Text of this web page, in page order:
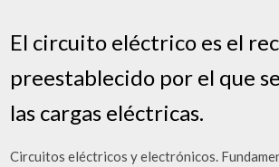
El circuito eléctrico es el
preestablecido por el que
las cargas eléctricas.
Circuitos eléctricos y electrónicos.